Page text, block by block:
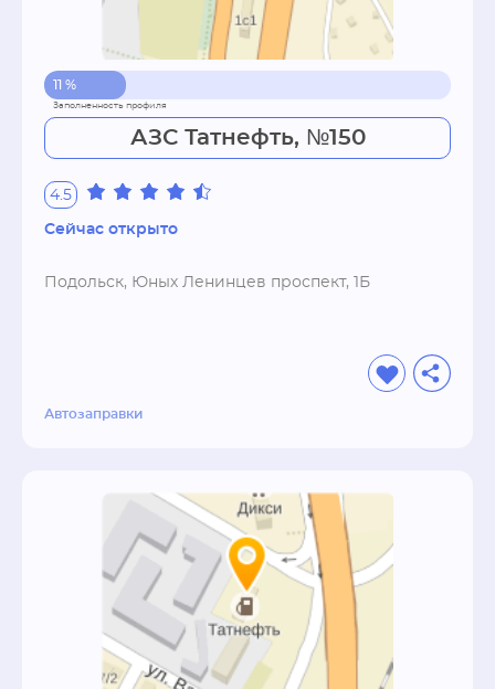
11 %
АЗС Татнефть, №150
4.5
Сейчас открыто
Подольск, Юных Ленинцев проспект, 1Б
Автозаправки